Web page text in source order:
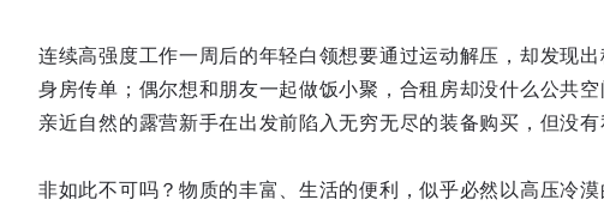
连续高强度工作一周后的年轻白领想要通过运动解压，却发现
身房传单；偶尔想和朋友一起做饭小聚，合租房却没什么公共
亲近自然的露营新手在出发前陷入无穷无尽的装备购买，但没
非如此不可吗？物质的丰富、生活的便利，似乎必然以高压冷漠